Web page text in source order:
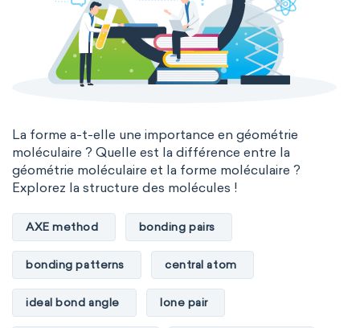
La forme a-t-elle une importance en géométrie
moléculaire ? Quelle est la différence entre la
géométrie moléculaire et la forme moléculaire ?
Explorez la structure des molécules !
AXE method bonding pairs
bonding patterns central atom
ideal bond angle lone pair